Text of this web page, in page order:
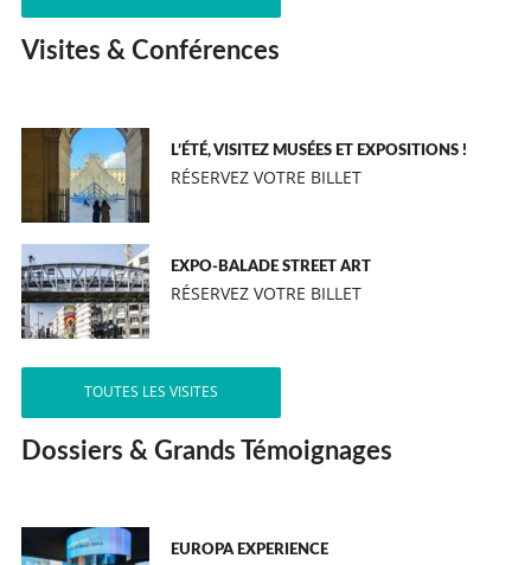
Visites & Conférences
L’ÉTÉ, VISITEZ MUSÉES ET EXPOSITIONS !
RÉSERVEZ VOTRE BILLET
EXPO-BALADE STREET ART
RÉSERVEZ VOTRE BILLET
TOUTES LES VISITES
Dossiers & Grands Témoignages
EUROPA EXPERIENCE